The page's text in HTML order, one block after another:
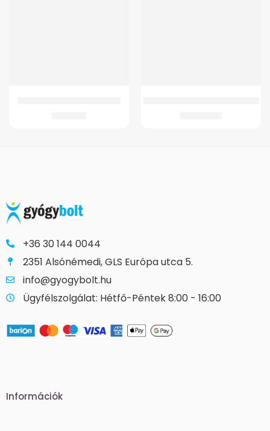
+36 30 144 0044
2351 Alsónémedi, GLS Európa utca 5.
info@gyogybolt.hu
Ügyfélszolgálat: Hétfő-Péntek 8:00 - 16:00
Információk